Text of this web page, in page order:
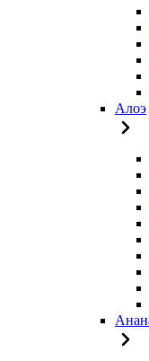
Алоэ